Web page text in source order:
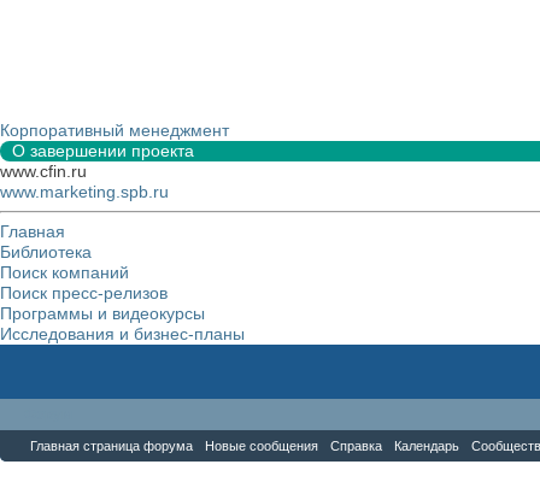
Корпоративный менеджмент
О завершении проекта
www.cfin.ru
www.marketing.spb.ru
Главная
Библиотека
Поиск компаний
Поиск пресс-релизов
Программы и видеокурсы
Исследования и бизнес-планы
Главная страница форума Новые сообщения Справка Календарь